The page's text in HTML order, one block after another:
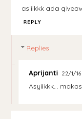
asiiikkk ada
REPLY
Replies
Aprijanti 22/1/16
Asyiikkk...